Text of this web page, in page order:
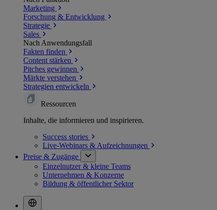
Marketing
Forschung & Entwicklung
Strategie
Sales
Nach Anwendungsfall
Fakten finden
Content stärken
Pitches gewinnen
Märkte verstehen
Strategien entwickeln
Ressourcen
Inhalte, die informieren und inspirieren.
Success stories
Live-Webinars & Aufzeichnungen
Preise & Zugänge
Einzelnutzer & kleine Teams
Unternehmen & Konzerne
Bildung & öffentlicher Sektor